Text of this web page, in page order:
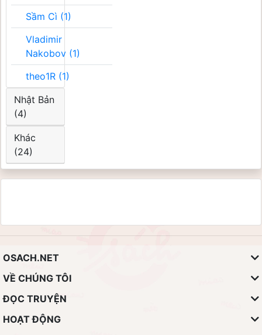
Sầm Cì (1)
Vladimir
Nakobov (1)
theo1R (1)
Nhật Bản
(4)
Khác
(24)
OSACH.NET
VỀ CHÚNG TÔI
ĐỌC TRUYỆN
HOẠT ĐỘNG